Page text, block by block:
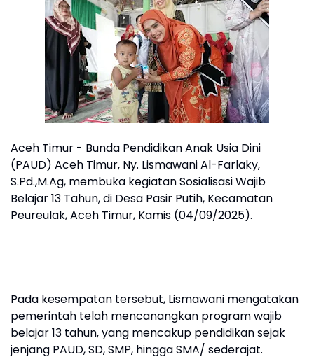
Aceh Timur - Bunda Pendidikan Anak Usia Dini
(PAUD) Aceh Timur, Ny. Lismawani Al-Farlaky,
S.Pd.,M.Ag, membuka kegiatan Sosialisasi Wajib
Belajar 13 Tahun, di Desa Pasir Putih, Kecamatan
Peureulak, Aceh Timur, Kamis (04/09/2025).
Pada kesempatan tersebut, Lismawani mengatakan
pemerintah telah mencanangkan program wajib
belajar 13 tahun, yang mencakup pendidikan sejak
jenjang PAUD, SD, SMP, hingga SMA/ sederajat.